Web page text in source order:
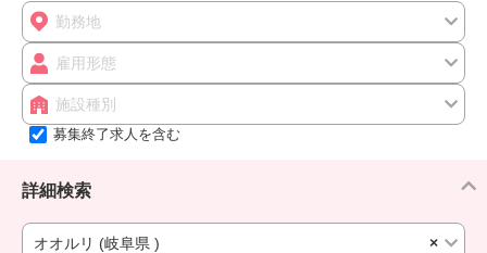
勤務地
雇用形態
施設種別
募集終了求人を含む
詳細検索
×
オオルリ (岐阜県 )